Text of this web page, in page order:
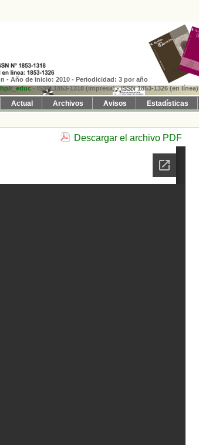
- Año de inicio: 2010 - Periodicidad: 3 por año
r_educ - ISSN 1853-1318 (impresa) - ISSN 1853-1326 (en línea)
Actual Archivos Avisos Estadísticas
Descargar el archivo PDF